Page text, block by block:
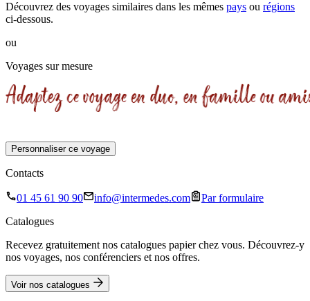
Découvrez des voyages similaires dans les mêmes pays ou régions
ci-dessous.
ou
Voyages sur mesure
Personnaliser ce voyage
Contacts
01 45 61 90 90 info@intermedes.com
Par formulaire
Catalogues
Recevez gratuitement nos catalogues papier chez vous. Découvrez-y
nos voyages, nos conférenciers et nos offres.
Voir nos catalogues